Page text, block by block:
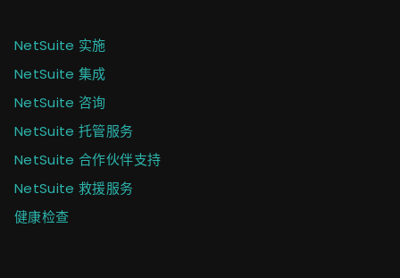
NetSuite 实施
NetSuite 集成
NetSuite 咨询
NetSuite 托管服务
NetSuite 合作伙伴支持
NetSuite 救援服务
健康检查